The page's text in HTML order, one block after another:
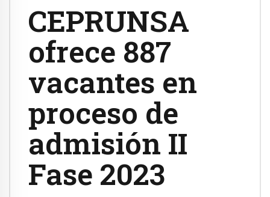
CEPRUNSA
ofrece 887
vacantes en
proceso de
admisión II
Fase 2023